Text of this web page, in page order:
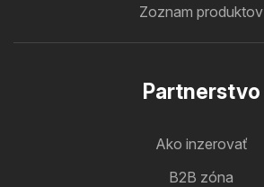
Zoznam produktov
Partnerstvo
Ako inzerovať
B2B zóna